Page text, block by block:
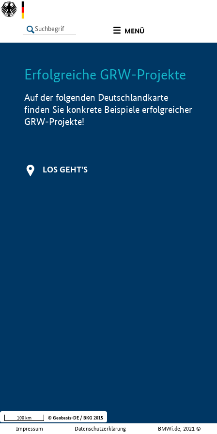
MENÜ
LISTE Info
Erfolgreiche GRW-Projekte
Auf der folgenden Deutschlandkarte
finden Sie konkrete Beispiele erfolgreicher
GRW-Projekte!
LOS GEHT'S
Impressum Datenschutzerklärung BMWi.de, 2021 ©
100 km © Geobasis-DE / BKG 2015